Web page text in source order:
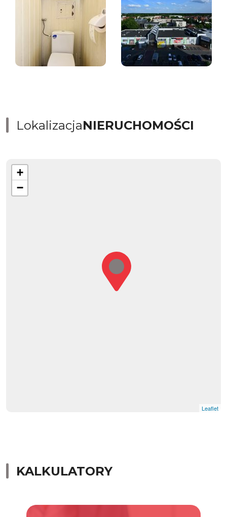
LokalizacjaNIERUCHOMOŚCI
+
−
Leaflet
KALKULATORY